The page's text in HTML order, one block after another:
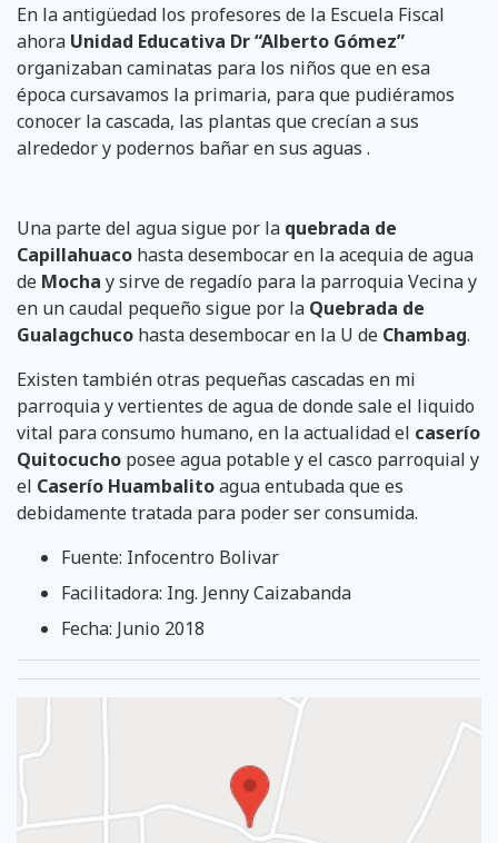
En la antigüedad los profesores de la Escuela Fiscal
ahora Unidad Educativa Dr “Alberto Gómez”
organizaban caminatas para los niños que en esa
época cursavamos la primaria, para que pudiéramos
conocer la cascada, las plantas que crecían a sus
alrededor y podernos bañar en sus aguas .
Una parte del agua sigue por la quebrada de
Capillahuaco hasta desembocar en la acequia de agua
de Mocha y sirve de regadío para la parroquia Vecina y
en un caudal pequeño sigue por la Quebrada de
Gualagchuco hasta desembocar en la U de Chambag.
Existen también otras pequeñas cascadas en mi
parroquia y vertientes de agua de donde sale el liquido
vital para consumo humano, en la actualidad el caserío
Quitocucho posee agua potable y el casco parroquial y
el Caserío Huambalitoagua entubada que es
debidamente tratada para poder ser consumida.
Fuente: Infocentro Bolivar
Facilitadora: Ing. Jenny Caizabanda
Fecha: Junio 2018